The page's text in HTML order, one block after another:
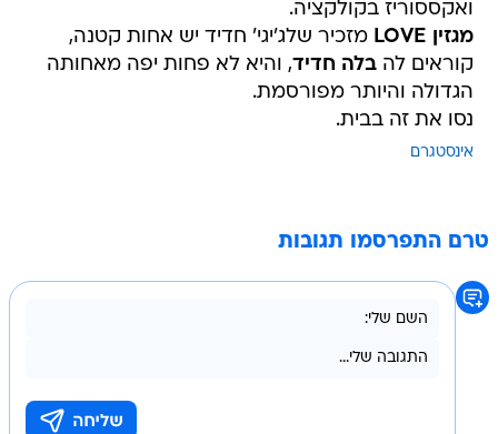
ואקססוריז בקולקציה.
מגזין LOVE
מזכיר שלג'יגי' חדיד יש אחות קטנה,
קוראים להבלה חדיד, והיא לא פחות יפה מאחותה
הגדולה והיותר מפורסמת.
נסו את זה בבית.
אינסטגרם
טרם התפרסמו תגובות